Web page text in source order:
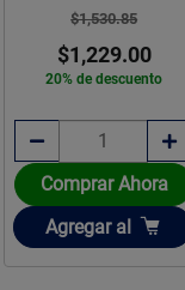
$1,530.85
$1,229.00
20% de descuento
Comprar Ahora
Añadir
Agregar al